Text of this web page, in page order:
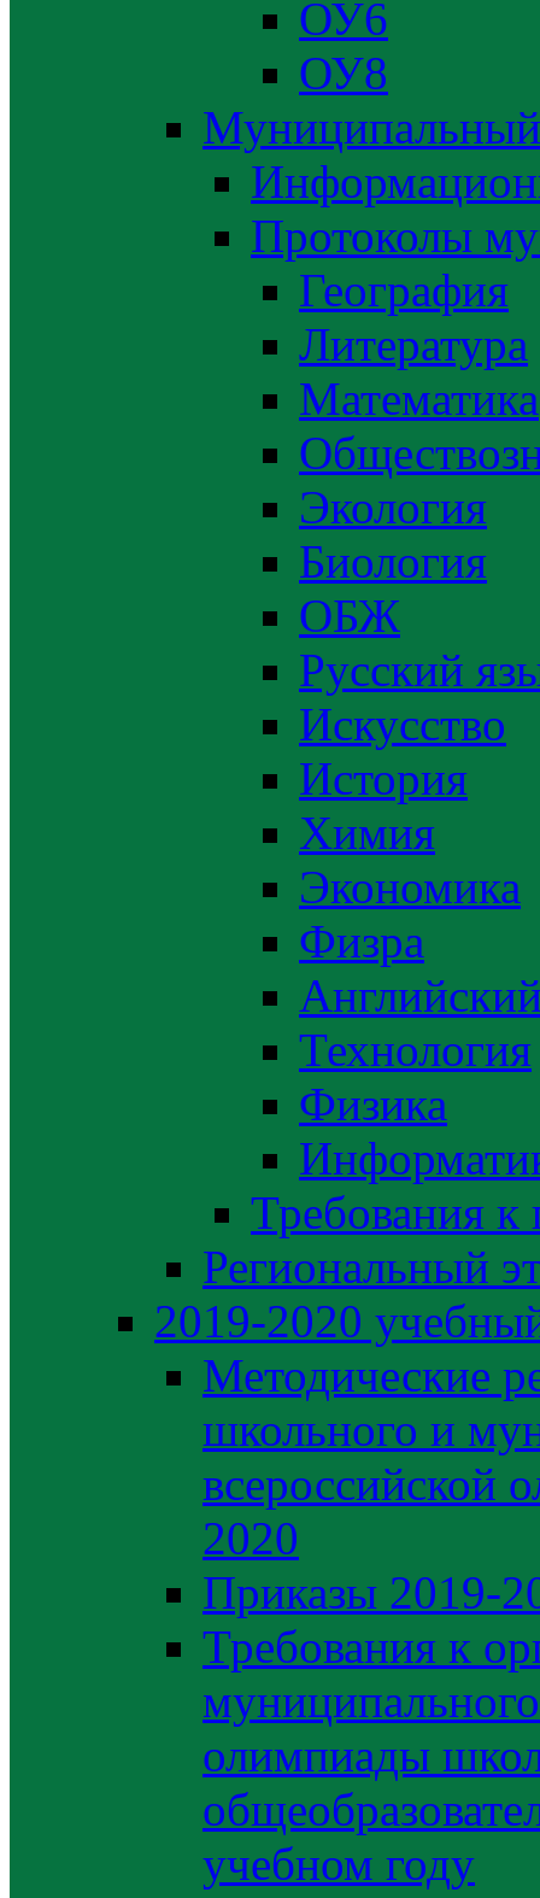
ОУ6
ОУ8
Муниципальный
Протоколы
География
Литература
Математика
Экология
Биология
ОБЖ
Русский
Искусство
История
Химия
Экономика
Физра
Технология
Физика
Требования
Региональный
2019-2020
Методические
школьного и
всероссийской
2020
Приказы 2019-
Требования к
олимпиады
учебном году